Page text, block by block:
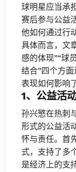
球明星应当承
赛后参与公益
他如何通过行
具体而言，文
感的体现”“球
结合”四个方
表现如何影响
1、公益活
孙兴慜在热刺
形式的公益活
怀与责任。首
式，支持了多
是经济上的支